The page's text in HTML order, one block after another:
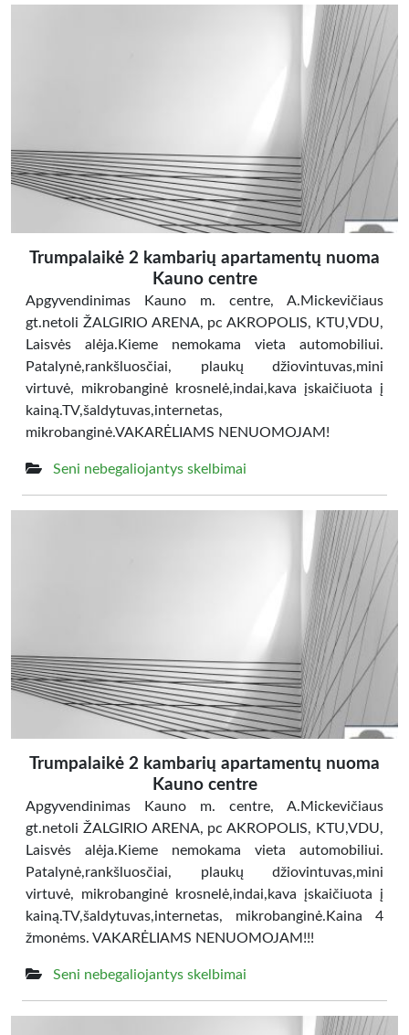
Trumpalaikė 2 kambarių apartamentų nuoma
Kauno centre
Apgyvendinimas Kauno m. centre, A.Mickevičiaus
gt.netoli ŽALGIRIO ARENA, pc AKROPOLIS, KTU,VDU,
Laisvės alėja.Kieme nemokama vieta automobiliui.
Patalynė,rankšluosčiai, plaukų džiovintuvas,mini
virtuvė, mikrobanginė krosnelė,indai,kava įskaičiuota į
kainą.TV,šaldytuvas,internetas,
mikrobanginė.VAKARĖLIAMS NENUOMOJAM!
Seni nebegaliojantys skelbimai
Trumpalaikė 2 kambarių apartamentų nuoma
Kauno centre
Apgyvendinimas Kauno m. centre, A.Mickevičiaus
gt.netoli ŽALGIRIO ARENA, pc AKROPOLIS, KTU,VDU,
Laisvės alėja.Kieme nemokama vieta automobiliui.
Patalynė,rankšluosčiai, plaukų džiovintuvas,mini
virtuvė, mikrobanginė krosnelė,indai,kava įskaičiuota į
kainą.TV,šaldytuvas,internetas, mikrobanginė.Kaina 4
žmonėms. VAKARĖLIAMS NENUOMOJAM!!!
Seni nebegaliojantys skelbimai